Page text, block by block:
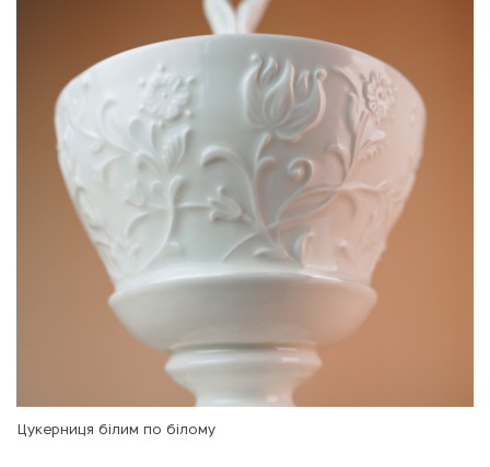
Цукерниця білим по білому